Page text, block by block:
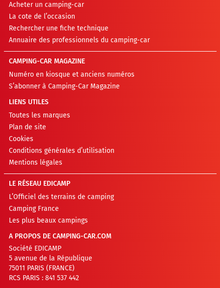
Acheter un camping-car
La cote de l’occasion
Rechercher une fiche technique
Annuaire des professionnels du camping-car
CAMPING-CAR MAGAZINE
Numéro en kiosque et anciens numéros
S’abonner à Camping-Car Magazine
LIENS UTILES
Toutes les marques
Plan de site
Cookies
Conditions générales d’utilisation
Mentions légales
LE RÉSEAU EDICAMP
L’Officiel des terrains de camping
Camping France
Les plus beaux campings
A PROPOS DE CAMPING-CAR.COM
Société EDICAMP
5 avenue de la République
75011 PARIS (FRANCE)
RCS PARIS : 841 537 442